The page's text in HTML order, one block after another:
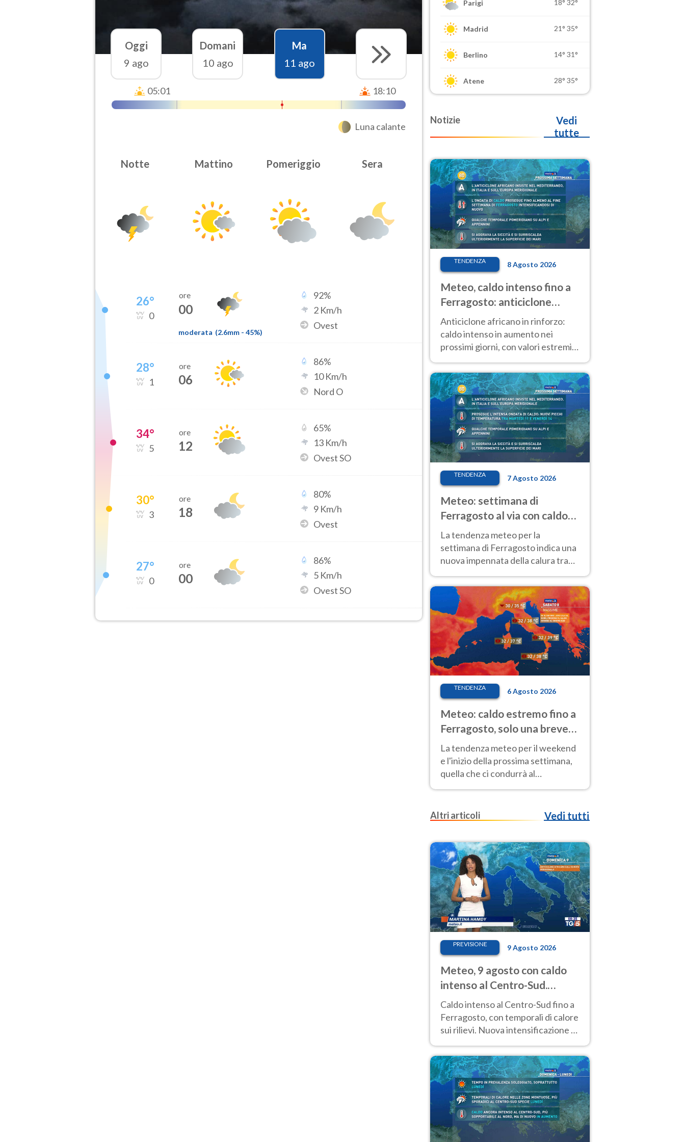
Oggi
9 ago
Domani
10 ago
Ma
11 ago
05:01 18:10
Luna calante
Notte Mattino Pomeriggio Sera
26°
0
ore
00
moderata (2.6mm - 45%)
92%
2 Km/h
Ovest
28°
1
ore
06
86%
10Km/h
Nord O
34°
5
ore
12
65%
13 Km/h
Ovest SO
30°
3
ore
18
80%
9 Km/h
Ovest
27°
0
ore
00
86%
5 Km/h
Ovest SO
Parigi 18° 32°
Madrid 21° 35°
Berlino 14° 31°
Atene 28° 35°
Notizie
Vedi
tutte
TENDENZA 8 Agosto 2026
Meteo, caldo intenso fino a
Ferragosto: anticiclone
africano ancora
protagonista
Anticiclone africano in rinforzo:
caldo intenso in aumento nei
prossimi giorni, con valori estremi
d’Italia
TENDENZA 7 Agosto 2026
Meteo: settimana di
Ferragosto al via con caldo
intenso e qualche temporale
La tendenza meteo per la
settimana di Ferragosto indica una
nuova impennata della calura tra
anche al Nord.
TENDENZA 6 Agosto 2026
Meteo: caldo estremo fino a
Ferragosto, solo una breve
pausa. Ecco dove
La tendenza meteo per il weekend
e l'inizio della prossima settimana,
quella che ci condurrà al
Ferragosto, vede ancora
Altri articoli
Vedi tutti
PREVISIONE 9 Agosto 2026
Meteo, 9 agosto con caldo
intenso al Centro-Sud.
Temporali sui rilievi
Caldo intenso al Centro-Sud fino a
Ferragosto, con temporali di calore
sui rilievi. Nuova intensificazione la
verso i 40 °C.